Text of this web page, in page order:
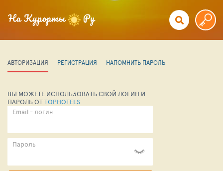
АВТОРИЗАЦИЯ РЕГИСТРАЦИЯ НАПОМНИТЬ ПАРОЛЬ
ВЫ МОЖЕТЕ ИСПОЛЬЗОВАТЬ СВОЙ ЛОГИН И
ПАРОЛЬ ОТTOPHOTELS
Email - логин
Пароль